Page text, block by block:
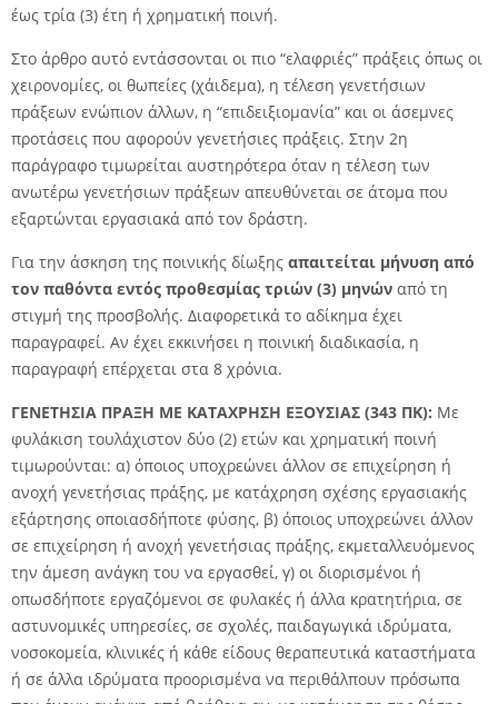
έως τρία (3) έτη ή χρηματική ποινή.
Στο άρθρο αυτό εντάσσονται οι πιο “ελαφριές” πράξεις όπως οι
χειρονομίες, οι θωπείες (χάιδεμα), η τέλεση γενετήσιων
πράξεων ενώπιον άλλων, η “επιδειξιομανία” και οι άσεμνες
προτάσεις που αφορούν γενετήσιες πράξεις. Στην 2η
παράγραφο τιμωρείται αυστηρότερα όταν η τέλεση των
ανωτέρω γενετήσιων πράξεων απευθύνεται σε άτομα που
εξαρτώνται εργασιακά από τον δράστη.
Για την άσκηση της ποινικής δίωξης απαιτείται μήνυση από
τον παθόντα εντός προθεσμίας τριών (3) μηνών από τη
στιγμή της προσβολής. Διαφορετικά το αδίκημα έχει
παραγραφεί. Αν έχει εκκινήσει η ποινική διαδικασία, η
παραγραφή επέρχεται στα 8 χρόνια.
ΓΕΝΕΤΗΣΙΑ ΠΡΑΞΗ ΜΕ ΚΑΤΑΧΡΗΣΗ ΕΞΟΥΣΙΑΣ (343 ΠΚ): Με
φυλάκιση τουλάχιστον δύο (2) ετών και χρηματική ποινή
τιμωρούνται: α) όποιος υποχρεώνει άλλον σε επιχείρηση ή
ανοχή γενετήσιας πράξης, με κατάχρηση σχέσης εργασιακής
εξάρτησης οποιασδήποτε φύσης, β) όποιος υποχρεώνει άλλον
σε επιχείρηση ή ανοχή γενετήσιας πράξης, εκμεταλλευόμενος
την άμεση ανάγκη του να εργασθεί, γ) οι διορισμένοι ή
οπωσδήποτε εργαζόμενοι σε φυλακές ή άλλα κρατητήρια, σε
αστυνομικές υπηρεσίες, σε σχολές, παιδαγωγικά ιδρύματα,
νοσοκομεία, κλινικές ή κάθε είδους θεραπευτικά καταστήματα
ή σε άλλα ιδρύματα προορισμένα να περιθάλπουν πρόσωπα